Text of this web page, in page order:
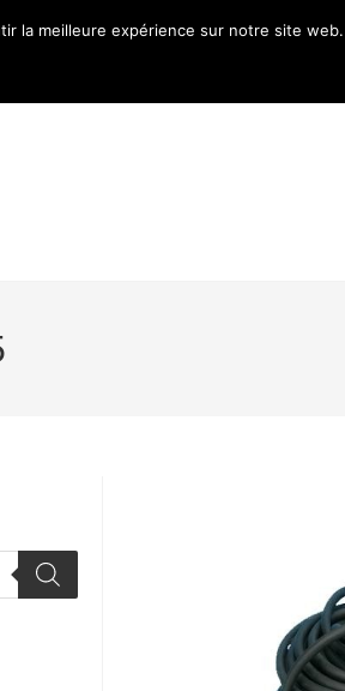
NOUS
la meilleure expérience sur notre site